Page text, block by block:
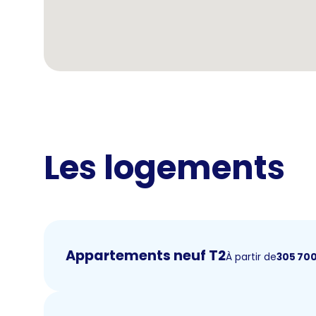
Les logements
Appartements neuf T2À partir de305